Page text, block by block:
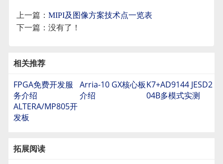
上一篇：MIPI及图像方案技术点一览表
下一篇：没有了！
相关推荐
FPGA免费开发服
务介绍
Arria-10 GX核心板
介绍
K7+AD9144 JESD2
04B多模式实测
ALTERA/MP805开
发板
拓展阅读